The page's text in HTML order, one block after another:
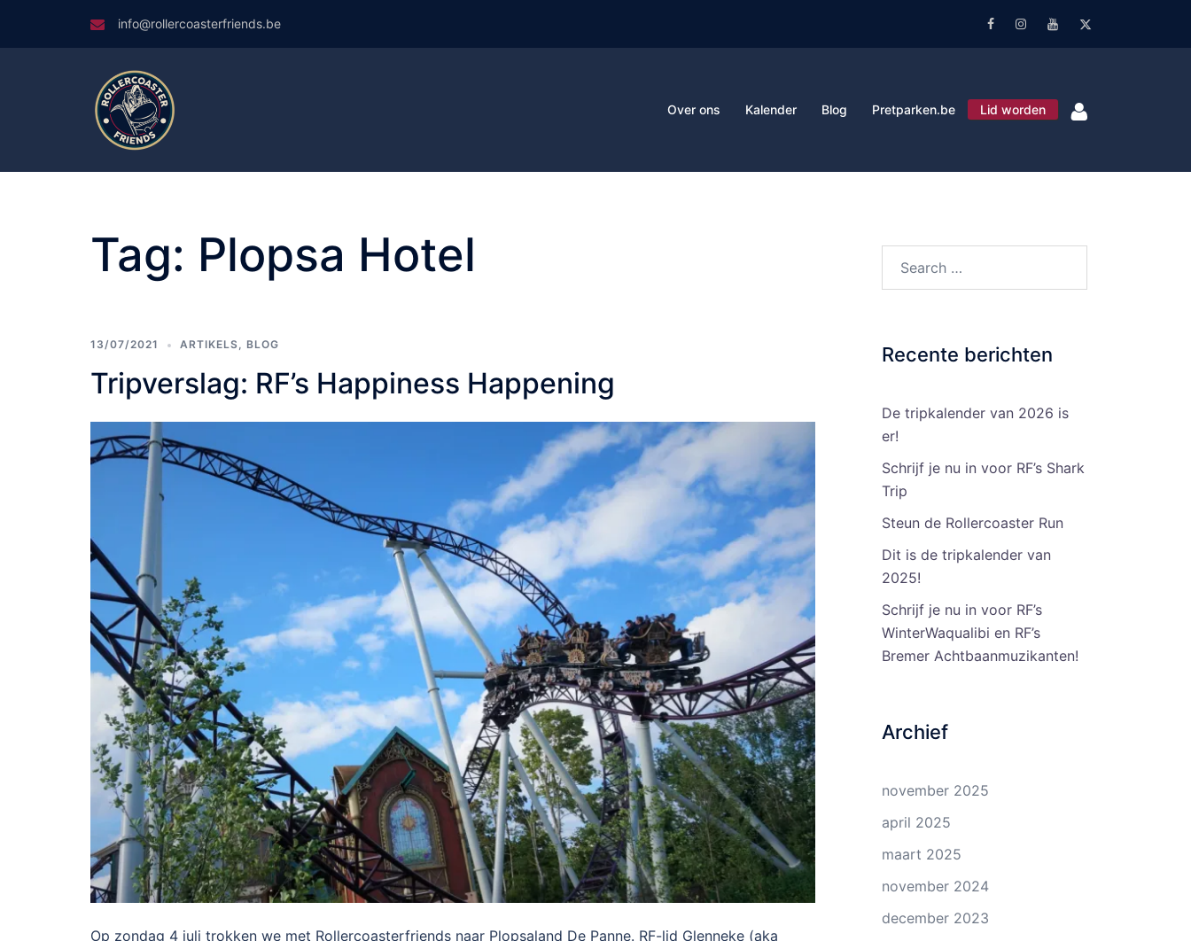
info@rollercoasterfriends.be FacebookInstagram
Youtube
Over ons Kalender Blog Pretparken.be Lid worden
Tag: Plopsa Hotel
13/07/2021 ARTIKELS, BLOG
Tripverslag: RF’s Happiness Happening
Op zondag 4 juli trokken we met Rollercoasterfriends naar Plopsaland De Panne. RF-lid Glenneke (aka
Recente berichten
De tripkalender van 2026 is
er!
Schrijf je nu in voor RF’s Shark
Trip
Steun de Rollercoaster Run
Dit is de tripkalender van
2025!
Schrijf je nu in voor RF’s
WinterWaqualibi en RF’s
Bremer Achtbaanmuzikanten!
Archief
november 2025
april 2025
maart 2025
november 2024
december 2023